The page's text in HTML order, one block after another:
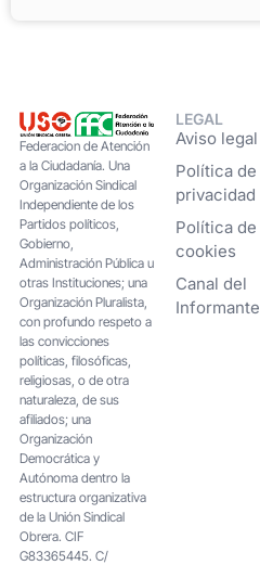
Federacion de Atención
a la Ciudadanía. Una
Organización Sindical
Independiente de los
Partidos políticos,
Gobierno,
Administración Pública u
otras Instituciones; una
Organización Pluralista,
con profundo respeto a
las convicciones
políticas, filosóficas,
religiosas, o de otra
naturaleza, de sus
afiliados; una
Organización
Democrática y
Autónoma dentro la
estructura organizativa
de la Unión Sindical
Obrera. CIF
G83365445. C/
LEGAL
Aviso legal
Política de
privacidad
Política de
cookies
Canal del
Informante